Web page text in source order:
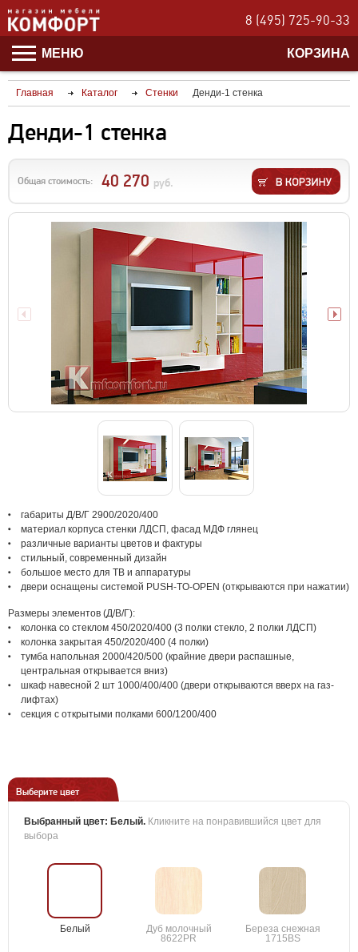
8 (495) 725-90-33
МЕНЮ КОРЗИНА
Главная Каталог Стенки Денди-1 стенка
Денди-1 стенка
Общая стоимость: 40 270 руб.
габариты Д/В/Г 2900/2020/400
материал корпуса стенки ЛДСП, фасад МДФ глянец
различные варианты цветов и фактуры
стильный, современный дизайн
большое место для ТВ и аппаратуры
двери оснащены системой PUSH-TO-OPEN (открываются при нажатии)
Размеры элементов (Д/В/Г):
колонка со стеклом 450/2020/400 (3 полки стекло, 2 полки ЛДСП)
колонка закрытая 450/2020/400 (4 полки)
тумба напольная 2000/420/500 (крайние двери распашные,
центральная открывается вниз)
шкаф навесной 2 шт 1000/400/400 (двери открываются вверх на газ-
лифтах)
секция с открытыми полками 600/1200/400
Выберите цвет
Выбранный цвет: Белый. Кликните на понравившийся цвет для
выбора
Белый
Дуб молочный
8622PR
Береза снежная
1715BS